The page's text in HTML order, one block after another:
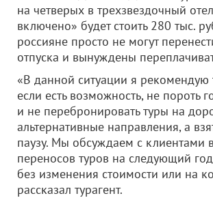
на четверых в трехзвездочный
включено» будет стоить 280 тыс.
россияне просто не могут
отпуска и вынуждены
«В данной ситуации я рекомендую
если есть возможность, не пороть
и не перебронировать туры на
альтернативные направления, а
паузу. Мы обсуждаем с клиентами
переносов туров на следующий год
без изменения стоимости или на
рассказал турагент.